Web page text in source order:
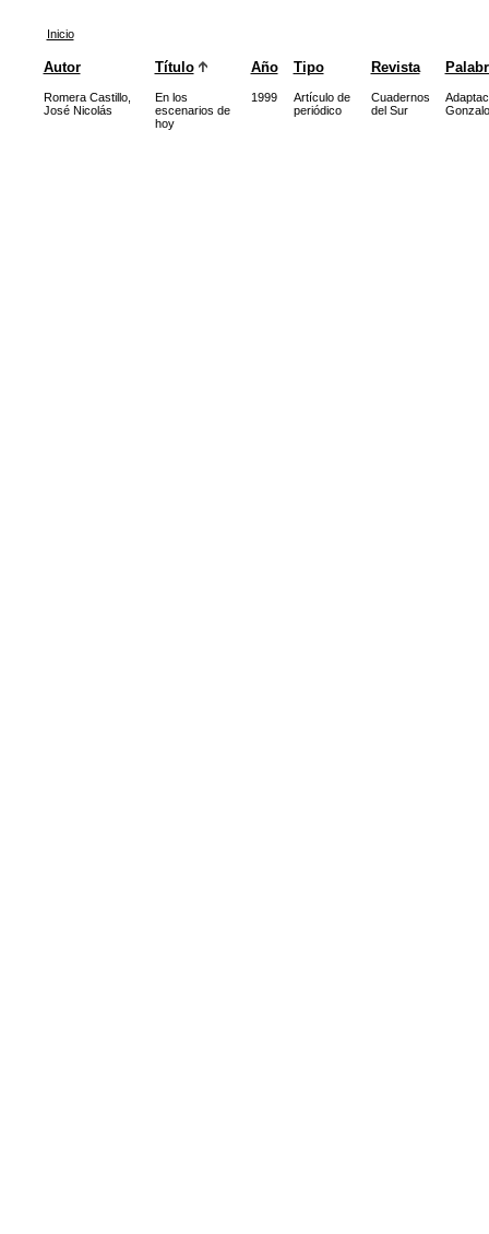
Inicio
Autor Título Año Tipo Revista
Romera Castillo,
José Nicolás
En los
escenarios de
hoy
1999
Artículo de
periódico
Cuadernos
del Sur